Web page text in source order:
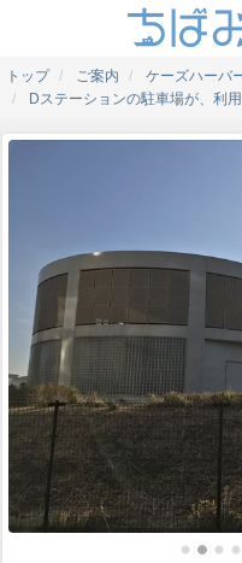
トップ ご案内
ケーズハーバ
Dステーションの駐車場が、利